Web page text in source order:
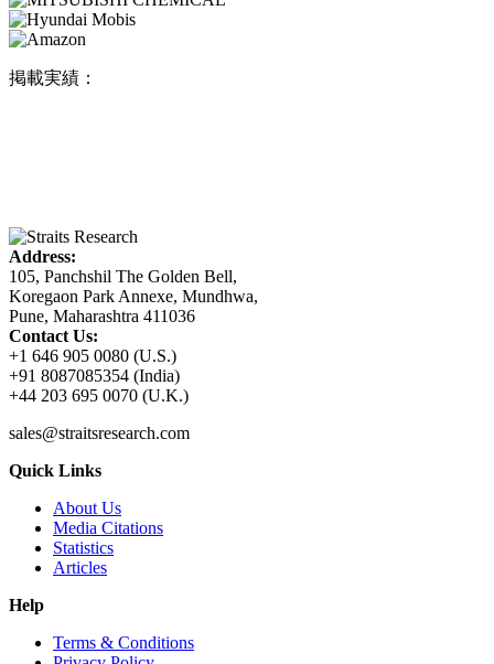
掲載実績：
Address:
105, Panchshil The Golden Bell,
Koregaon Park Annexe, Mundhwa,
Pune, Maharashtra 411036
Contact Us:
+1 646 905 0080 (U.S.)
+91 8087085354 (India)
+44 203 695 0070 (U.K.)
sales@straitsresearch.com
Quick Links
About Us
Media Citations
Statistics
Articles
Help
Terms & Conditions